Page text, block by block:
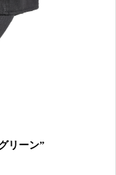
リーン”